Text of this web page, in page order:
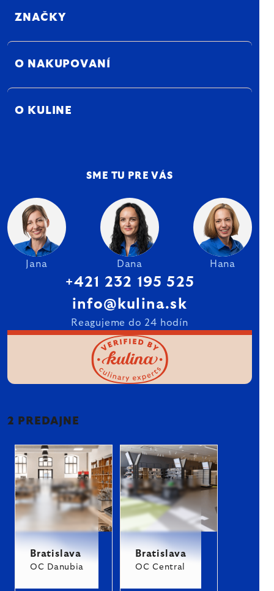
ZNAČKY
O NAKUPOVANÍ
O KULINE
SME TU PRE VÁS
Jana Dana Hana
+421 232 195 525
info@kulina.sk
Reagujeme do 24 hodín
2 PREDAJNE
Bratislava
OC Danubia
Bratislava
OC Central